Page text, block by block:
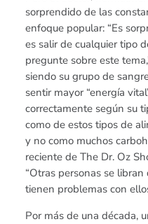
sorprendido de las
enfoque popular: “Es
es salir de cualquier tipo
pregunte sobre este
siendo su grupo de
sentir mayor “energía
correctamente según su
como de estos tipos de
y no como muchos
reciente de The Dr. Oz
“Otras personas se
tienen problemas con
Por más de una década,